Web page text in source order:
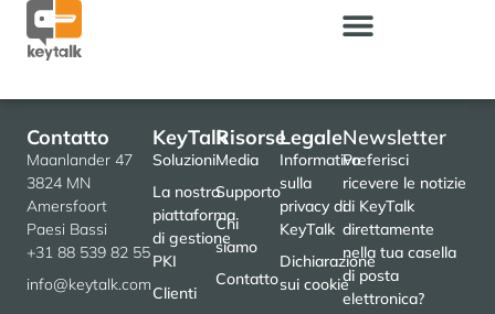
KeyTalk
Soluzioni
La nostra
piattaforma
di gestione
PKI
Clienti
Risorse
Media
Supporto
Chi
siamo
Contatto
Legale
Informativa
sulla
privacy di
KeyTalk
Dichiarazione
sui cookie
Contatto
Maanlander 47
3824 MN
Amersfoort
Paesi Bassi
+31 88 539 82 55
info@keytalk.com
Newsletter
Preferisci
ricevere le notizie
di KeyTalk
direttamente
nella tua casella
di posta
elettronica?